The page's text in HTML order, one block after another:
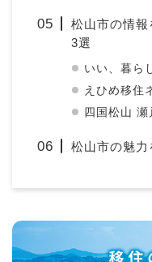
松山市の情報
3選
いい、暮ら
えひめ移住
四国松山 瀬
松山市の魅力